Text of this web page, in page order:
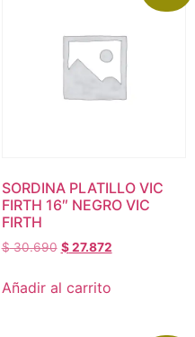
SORDINA PLATILLO VIC
FIRTH 16″ NEGRO VIC
FIRTH
$30.690 $27.872
Añadir al carrito